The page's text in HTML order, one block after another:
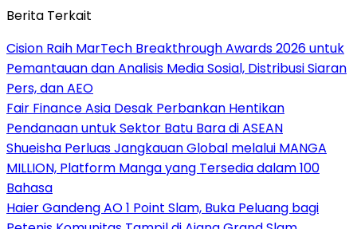
Berita Terkait
Cision Raih MarTech Breakthrough Awards 2026 untuk
Pemantauan dan Analisis Media Sosial, Distribusi Siaran
Pers, dan AEO
Fair Finance Asia Desak Perbankan Hentikan
Pendanaan untuk Sektor Batu Bara di ASEAN
Shueisha Perluas Jangkauan Global melalui MANGA
MILLION, Platform Manga yang Tersedia dalam 100
Bahasa
Haier Gandeng AO 1 Point Slam, Buka Peluang bagi